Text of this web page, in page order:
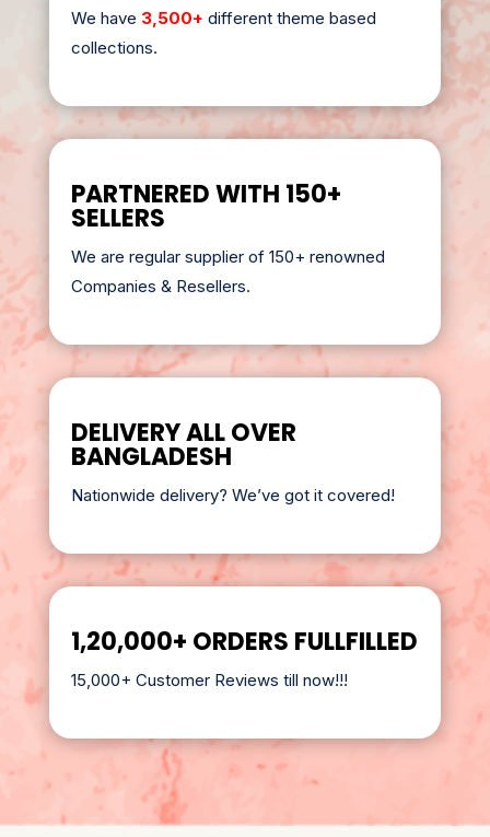
We have 3,500+ different theme based
collections.
PARTNERED WITH 150+
SELLERS
We are regular supplier of 150+ renowned
Companies & Resellers.
DELIVERY ALL OVER
BANGLADESH
Nationwide delivery? We’ve got it covered!
1,20,000+ ORDERS FULLFILLED
15,000+ Customer Reviews till now!!!